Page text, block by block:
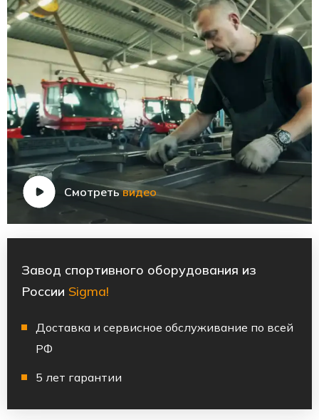
Смотретьвидео
Завод спортивного оборудования из
России Sigma!
Доставка и сервисное обслуживание по всей
РФ
5 лет гарантии